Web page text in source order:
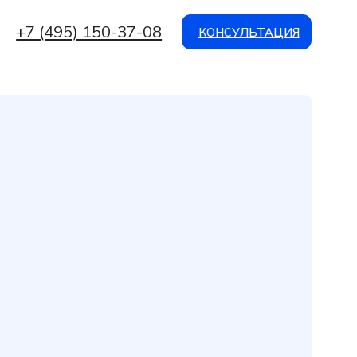
37-08 КОНСУЛЬТАЦИЯ